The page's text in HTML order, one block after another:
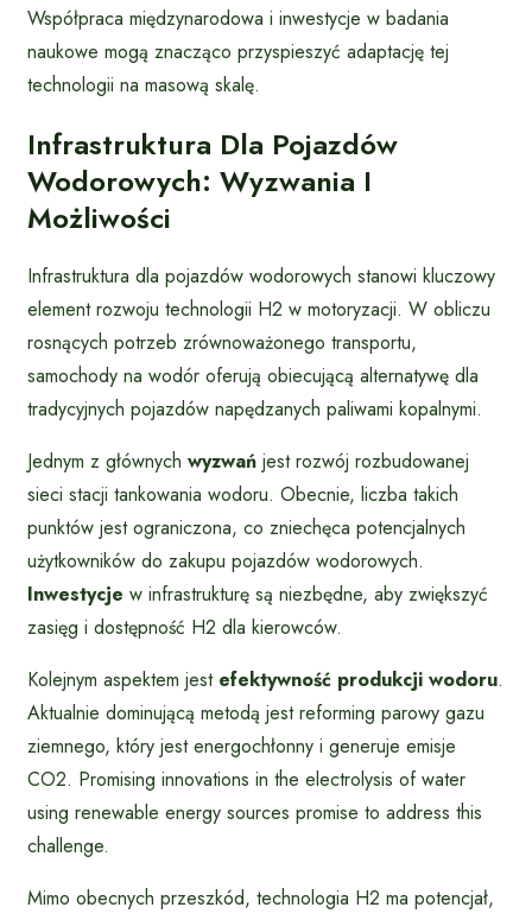
Współpraca międzynarodowa i inwestycje w badania
naukowe mogą znacząco przyspieszyć adaptację tej
technologii na masową skalę.
Infrastruktura Dla Pojazdów
Wodorowych: Wyzwania I
Możliwości
Infrastruktura dla pojazdów wodorowych stanowi kluczowy
element rozwoju technologii H2 w motoryzacji. W obliczu
rosnących potrzeb zrównoważonego transportu,
samochody na wodór oferują obiecującą alternatywę dla
tradycyjnych pojazdów napędzanych paliwami kopalnymi.
Jednym z głównych wyzwań jest rozwój rozbudowanej
sieci stacji tankowania wodoru. Obecnie, liczba takich
punktów jest ograniczona, co zniechęca potencjalnych
użytkowników do zakupu pojazdów wodorowych.
Inwestycje w infrastrukturę są niezbędne, aby zwiększyć
zasięg i dostępność H2 dla kierowców.
Kolejnym aspektem jest efektywność produkcji wodoru.
Aktualnie dominującą metodą jest reforming parowy gazu
ziemnego, który jest energochłonny i generuje emisje
CO2. Promising innovations in the electrolysis of water
using renewable energy sources promise to address this
challenge.
Mimo obecnych przeszkód, technologia H2 ma potencjał,